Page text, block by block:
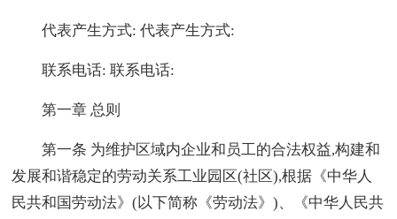
代表产生方式: 代表产生方式:
联系电话: 联系电话:
第一章 总则
第一条 为维护区域内企业和员工的合法权益,构建和
发展和谐稳定的劳动关系工业园区(社区),根据《中华人
民共和国劳动法》(以下简称《劳动法》)、《中华人民共